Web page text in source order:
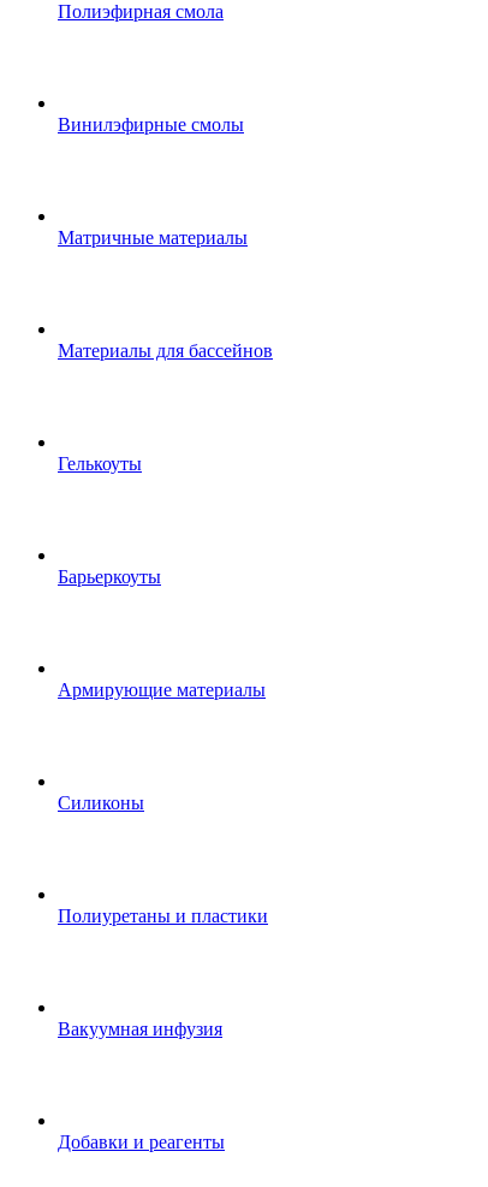
Полиэфирная смола
Винилэфирные смолы
Матричные материалы
Материалы для бассейнов
Гелькоуты
Барьеркоуты
Армирующие материалы
Силиконы
Полиуретаны и пластики
Вакуумная инфузия
Добавки и реагенты